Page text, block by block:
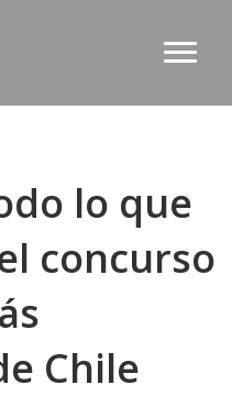
lo que
concurso
Chile